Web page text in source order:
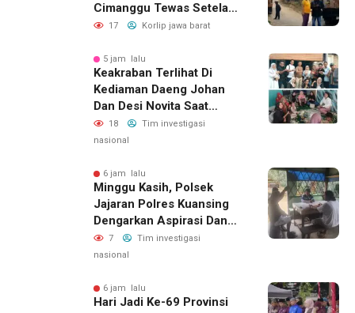
Cimanggu Tewas Setelah
Terpental Masuk Kolong
17 Korlip jawa barat
5 jam lalu
Keakraban Terlihat Di
Kediaman Daeng Johan
Dan Desi Novita Saat
Puluhan Awak Media Hadir
Dalam Rangka Acara Rutin
Sekaligus Doa Syukuran
Menempati Rumah Baru
18
Tim investigasi
nasional
6 jam lalu
Minggu Kasih, Polsek
Jajaran Polres Kuansing
Dengarkan Aspirasi Dan
Keluhan Masyarakat
7
Tim investigasi
nasional
6 jam lalu
Hari Jadi Ke-69 Provinsi